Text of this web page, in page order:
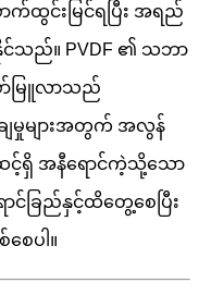
ထွင်းမြင်ရပြီး အရည်
င်သည်။ PVDF ၏ သဘာ
ော်မြူလာသည်
ျမှုများအတွက် အလွန်
င့်ရှိ အနီရောင်ကဲ့သို့သော
င်ခြည်နှင့်ထိတွေ့စေပြီး
ပါ။